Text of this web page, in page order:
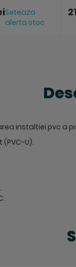
Seteaza
alerta stoc
instaltiei pvc a
U).